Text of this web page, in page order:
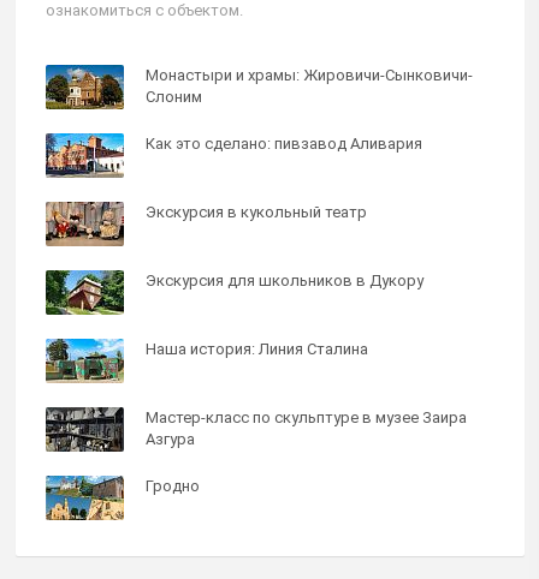
ознакомиться с объектом.
Монастыри и храмы: Жировичи-Сынковичи-
Слоним
Как это сделано: пивзавод Аливария
Экскурсия в кукольный театр
Экскурсия для школьников в Дукору
Наша история: Линия Сталина
Мастер-класс по скульптуре в музее Заира
Азгура
Гродно